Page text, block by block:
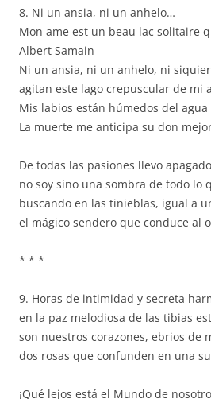
8. Ni un ansia, ni un anhelo…
Mon ame est un beau lac solitaire
Albert Samain
Ni un ansia, ni un anhelo, ni
agitan este lago crepuscular de mi
Mis labios están húmedos del agua
La muerte me anticipa su don
De todas las pasiones llevo
no soy sino una sombra de todo lo
buscando en las tinieblas, igual a
el mágico sendero que conduce al
* * *
9. Horas de intimidad y secreta
en la paz melodiosa de las tibias
son nuestros corazones, ebrios de
dos rosas que confunden en una
¡Qué lejos está el Mundo de